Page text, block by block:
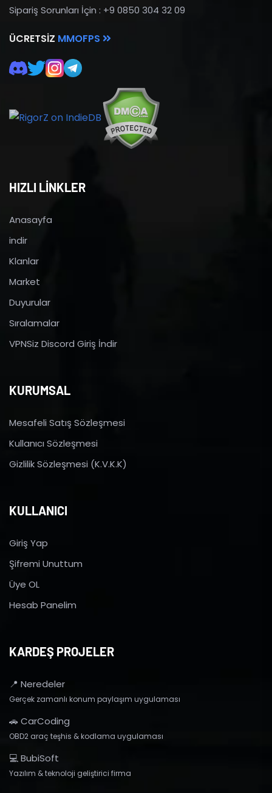
Sipariş Sorunları İçin : +9 0850 304 32 09
ÜCRETSIZ MMOFPS
HIZLI LİNKLER
Anasayfa
indir
Klanlar
Market
Duyurular
Sıralamalar
VPNSiz Discord Giriş İndir
KURUMSAL
Mesafeli Satış Sözleşmesi
Kullanıcı Sözleşmesi
Gizlilik Sözleşmesi (K.V.K.K)
KULLANICI
Giriş Yap
Şifremi Unuttum
Üye OL
Hesab Panelim
KARDEŞ PROJELER
📍 Neredeler
Gerçek zamanlı konum paylaşım uygulaması
🚗 CarCoding
OBD2 araç teşhis & kodlama uygulaması
💻 BubiSoft
Yazılım & teknoloji geliştirici firma